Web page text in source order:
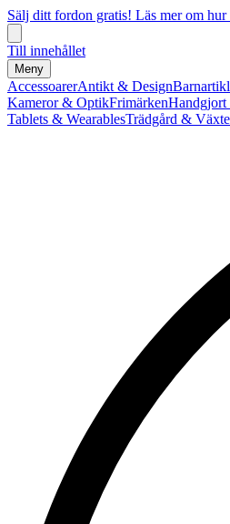
Sälj ditt fordon gratis! Läs mer om hur
Till innehållet
Meny
AccessoarerAntikt & Design
Kameror & OptikFrimärken
Tablets & WearablesTrädgård &